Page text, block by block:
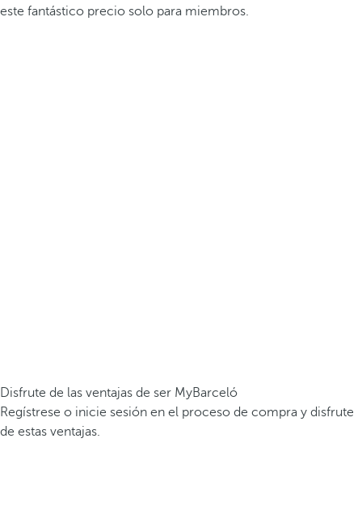
este fantástico precio solo para miembros.
Disfrute de las ventajas de ser MyBarceló
Regístrese o inicie sesión en el proceso de compra y disfrute
de estas ventajas.